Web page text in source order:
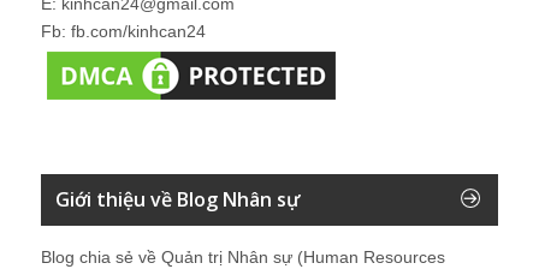
Fb: fb.com/kinhcan24
Giới thiệu về Blog Nhân sự
Blog chia sẻ về Quản trị Nhân sự (Human Resources